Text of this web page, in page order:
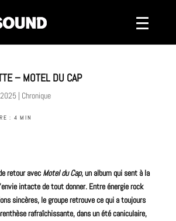
– MOTEL DU CAP
| Chronique
: 4 MIN
retour avec Motel du Cap, unalbumqui sent à la
intacte de tout donner. Entreénergie rock
sincères, legrouperetrouve ce qui a toujours
rafraîchissante, dans un été caniculaire,